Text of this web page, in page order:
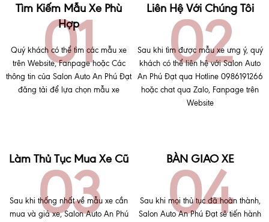
Tìm Kiếm Mẫu Xe Phù
Hợp
Quý khách có thể tìm các mẫu xe
trên Website, Fanpage hoặc Các
thông tin của Salon Auto An Phú Đạt
đăng tải để lựa chọn mẫu xe
Liên Hệ Với Chúng Tôi
Sau khi tìm được mẫu xe ưng ý, quý
khách có thể liên hệ với Salon Auto
An Phú Đạt qua Hotline 0986191266
hoặc chat qua Zalo, Fanpage trên
Website
Làm Thủ Tục Mua Xe Cũ
Sau khi thống nhất về mẫu xe cần
mua và giá xe, Salon Auto An Phú
BÀN GIAO XE
Sau khi mọi thủ tục đã hoàn thành,
Salon Auto An Phú Đạt sẽ tiến hành